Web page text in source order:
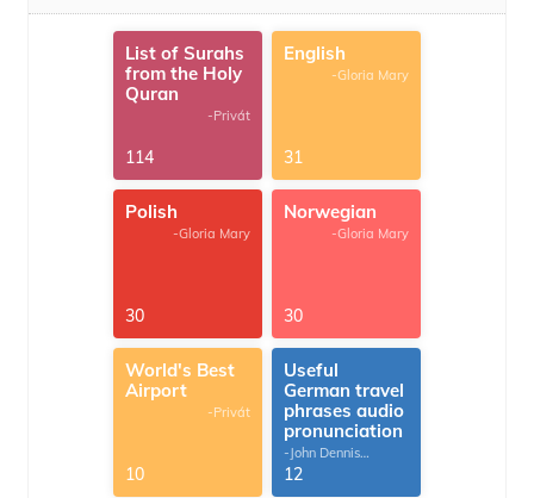
List of Surahs
from the Holy
Quran
-Privát
114
English
-Gloria Mary
31
Polish
-Gloria Mary
30
Norwegian
-Gloria Mary
30
World's Best
Airport
-Privát
10
Useful
German travel
phrases audio
pronunciation
-John Dennis
G.Thomas
12